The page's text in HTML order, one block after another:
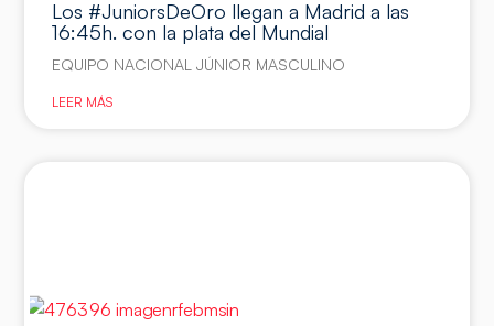
Los #JuniorsDeOro llegan a Madrid a las
16:45h. con la plata del Mundial
EQUIPO NACIONAL JÚNIOR MASCULINO
LEER MÁS